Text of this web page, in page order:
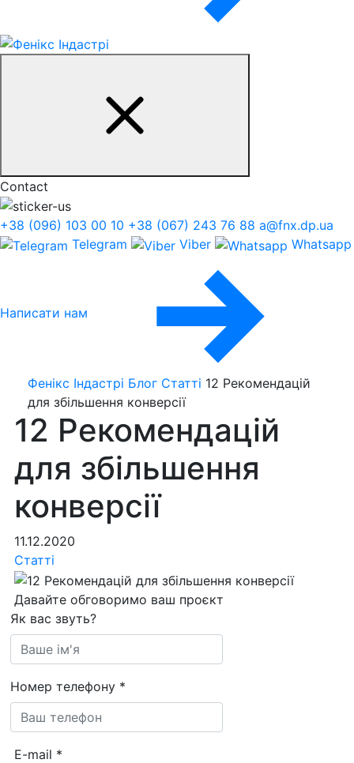
Contact
+38 (096) 103 00 10 +38 (067) 243 76 88 a@fnx.dp.ua
Telegram
Viber Whatsapp
Написати нам
Фенікс Індастрі Блог Статті 12 Рекомендацій
для збільшення конверсії
12 Рекомендацій
для збільшення
конверсії
11.12.2020
Статті
Давайте обговоримо ваш проєкт
Як вас звуть?
Номер телефону *
E-mail *